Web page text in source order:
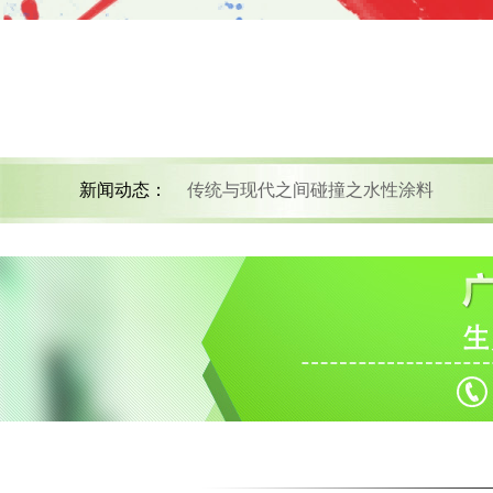
新闻动态： 传统与现代之间碰撞之水性涂料